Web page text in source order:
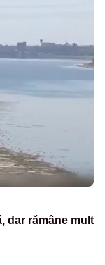
dar rămâne mult